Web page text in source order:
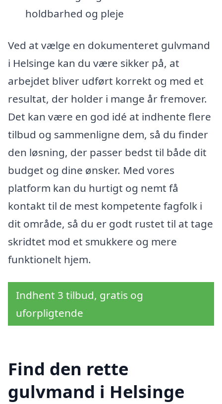
holdbarhed og pleje
Ved at vælge en dokumenteret gulvmand
i Helsinge kan du være sikker på, at
arbejdet bliver udført korrekt og med et
resultat, der holder i mange år fremover.
Det kan være en god idé at indhente flere
tilbud og sammenligne dem, så du finder
den løsning, der passer bedst til både dit
budget og dine ønsker. Med vores
platform kan du hurtigt og nemt få
kontakt til de mest kompetente fagfolk i
dit område, så du er godt rustet til at tage
skridtet mod et smukkere og mere
funktionelt hjem.
Indhent 3 tilbud, gratis og
uforpligtende
Find den rette
gulvmand i Helsinge